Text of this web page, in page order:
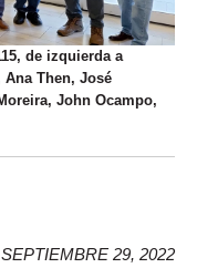
de izquierda a
Then, José
John Ocampo,
SEPTIEMBRE 29, 2022